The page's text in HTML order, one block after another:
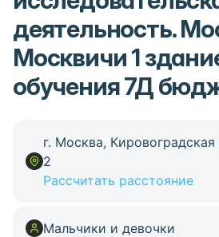
деятельность.
Москвичи 1
обучения 7Д
г. Москва, Кировоградская
2
Рассчитать расстояние
Мальчики и девочки